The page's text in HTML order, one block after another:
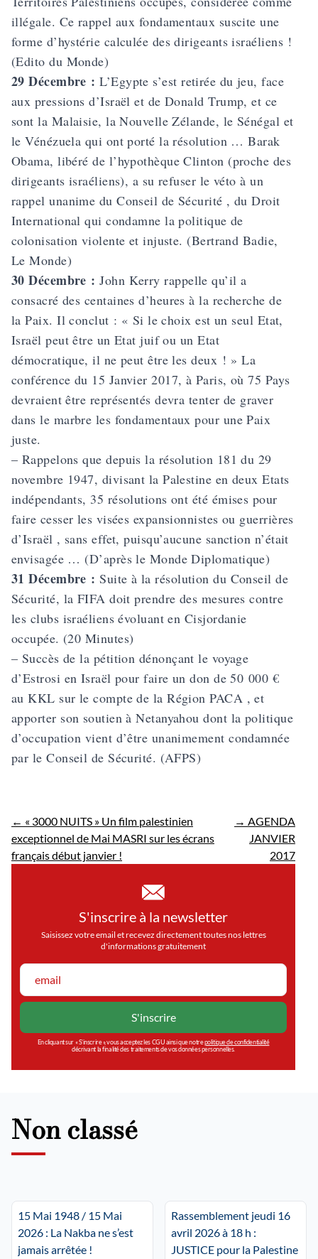
illégale. Ce rappel aux fondamentaux suscite une
forme d’hystérie calculée des dirigeants israéliens !
(Edito du Monde)
29 Décembre : L’Egypte s’est retirée du jeu, face
aux pressions d’Israël et de Donald Trump, et ce
sont la Malaisie, la Nouvelle Zélande, le Sénégal et
le Vénézuela qui ont porté la résolution … Barak
Obama, libéré de l’hypothèque Clinton (proche des
dirigeants israéliens), a su refuser le véto à un
rappel unanime du Conseil de Sécurité , du Droit
International qui condamne la politique de
colonisation violente et injuste. (Bertrand Badie,
Le Monde)
30 Décembre : John Kerry rappelle qu’il a
consacré des centaines d’heures à la recherche de
la Paix. Il conclut : « Si le choix est un seul Etat,
Israël peut être un Etat juif ou un Etat
démocratique, il ne peut être les deux ! » La
conférence du 15 Janvier 2017, à Paris, où 75 Pays
devraient être représentés devra tenter de graver
dans le marbre les fondamentaux pour une Paix
juste.
– Rappelons que depuis la résolution 181 du 29
novembre 1947, divisant la Palestine en deux Etats
indépendants, 35 résolutions ont été émises pour
faire cesser les visées expansionnistes ou guerrières
d’Israël , sans effet, puisqu’aucune sanction n’était
envisagée … (D’après le Monde Diplomatique)
31 Décembre : Suite à la résolution du Conseil de
Sécurité, la FIFA doit prendre des mesures contre
les clubs israéliens évoluant en Cisjordanie
occupée. (20 Minutes)
– Succès de la pétition dénonçant le voyage
d’Estrosi en Israël pour faire un don de 50 000 €
au KKL sur le compte de la Région PACA , et
apporter son soutien à Netanyahou dont la politique
d’occupation vient d’être unanimement condamnée
par le Conseil de Sécurité. (AFPS)
← « 3000 NUITS » Un film palestinien
exceptionnel de Mai MASRI sur les écrans
français début janvier !
→ AGENDA
JANVIER
2017
S'inscrire à la newsletter
Saisissez votre email et recevez directement toutes nos lettres
d'informations gratuitement
En cliquant sur « S’inscrire », vous acceptez les CGU ainsi que notrepolitique de confidentialité
décrivant la finalité des traitements de vos données personnelles.
Non classé
15 Mai 1948 / 15 Mai
2026 : La Nakba ne s’est
jamais arrêtée !
Rassemblement jeudi 16
avril 2026 à 18 h :
JUSTICE pour la Palestine